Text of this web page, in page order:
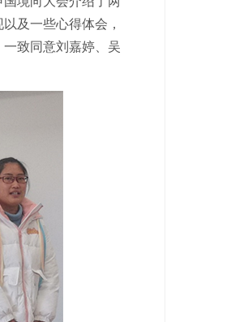
及一些心得体会，
致同意刘嘉婷、吴